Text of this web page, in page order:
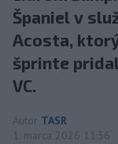
Španiel v
Acosta,
šprinte
VC.
Autor TASR
1. marca 2026 11:36